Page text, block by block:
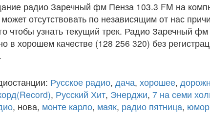
радио Заречный фм Пенза 103.3 FM на
отсутствовать по независящим от нас
чтобы узнать текущий трек. Радио Заречный
в хорошем качестве (128 256 320) без
Русское радио, дача, хорошее,
, Русский Хит, Энерджи, 7 на семи
, нова, монте карло, маяк, радио пятница, юмор